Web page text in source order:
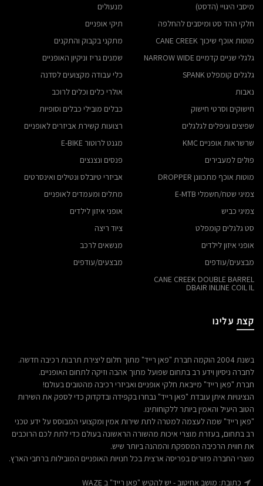
מיסבי היגויי (הדסט)
חלקי ההד סט ומיסבים להחלפה
מוטות אוכף שיכוך CANE CREEK
גלגלי שניים קדמיים NARROW WIDE
גלגלים קומפלט SPANK
נאבות
חישוקים וסרטי חישוק
שפיצים וניפלים לגלגלים
שרשראות אופניים KMC
פולים למעבירים
מוטות אוכף מתכוונן DROPPER
צמיגי שטח/חשמלי E-MTB
צמיגי כביש
סט גלגלים קומפלט
אופני איזון לילדים
מבצעים/עודפים
CANE CREEK DOUBLE BARREL
DBAIR INLINE COIL IL
מנעולים
תיקי אופניים
מתקני בקבוק והתקנים
שמנים גריז וניקיון האופניים
כלי עבודה מקצועים לסדנה
אולרי כלים וכלים לרוכב
כבלים מובילי כבלים וסופיות
רצועות קשירת אביזרים לאופניים
מגנט לרוטור E-BIKE
פנסים ונצנצים
אביזרי טיובלס ונטילים ואינסרטים
מתלים ומעמדים לאופניים
אופני איזון לילדים
ציוד ריצה
מנשאים לרכב
מבצעים/עודפים
קצת עלינו
בשנת 2004 הוקמה חברת "פאן רייד" מתוך חלום ליצירת תרבות רכיבה חדשה.
לחברה ניסיון וידע רב בתחום שפועל מתוך אהבה וזיקה לתחום האופניים.
חברת "פאן רייד" מייבאת חלקי אופניים ואביזרי רכיבה מהטובים בעולם!
הנציגויות איתן עובדת "פאן רייד" נבחרו בקפידה ובדקדוק כדי לספק את השירות
הטוב היעיל והאמין ביותר ללקוחותינו.
"פאן רייד" שמה לעצמה למטרה לתת שירות אמין ומקצועי המבוסס על ידע טכני
רב בתחום, בעזרת מוצרי איכות מהשורה הראשונה בעולם כדי לתת לכם הרוכבים
את חווית הרכיבה המספקת והמהנה ביותר שיש.
מוצרי החברה פזורים בפריסה ארצית בכל חנויות האופניים המובילות ברחבי הארץ.
כתובת: מושב אחיטוב - יש להקיש "פאן רייד" ב WAZE